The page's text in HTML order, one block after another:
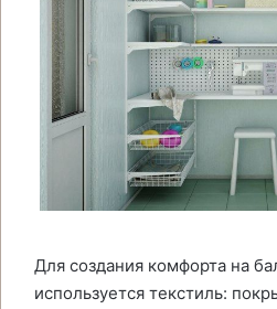
Для создания комфорта на
используется текстиль: